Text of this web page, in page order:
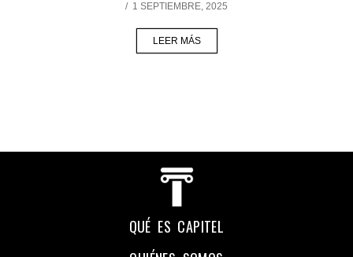
/ 1 SEPTIEMBRE, 2025
LEER MÁS
QUÉ ES CAPITEL